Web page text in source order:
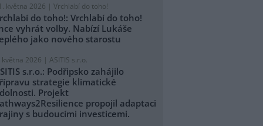
května 2026 | Vrchlabí do toho!
do toho!: Vrchlabí do toho!
vyhrát volby. Nabízí Lukáše
jako nového starostu
května 2026 | ASITIS s.r.o.
s.r.o.: Podřipsko zahájilo
strategie klimatické
Projekt
propojil adaptaci
s budoucími investicemi.